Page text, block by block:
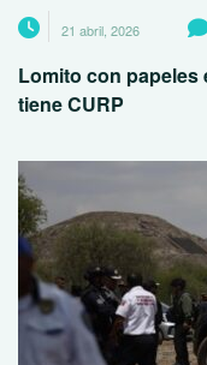
21 abril, 2026
Lomito con papeles
tiene CURP